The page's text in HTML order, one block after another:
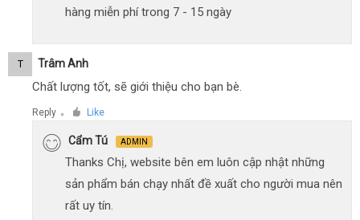
hàng miễn phí trong 7 - 15 ngày
T Trâm Anh
Chất lượng tốt, sẽ giới thiệu cho bạn bè.
Reply ● Like
Cẩm Tú ADMIN
Thanks Chị, website bên em luôn cập nhật những
sản phẩm bán chạy nhất đề xuất cho người mua nên
rất uy tín.